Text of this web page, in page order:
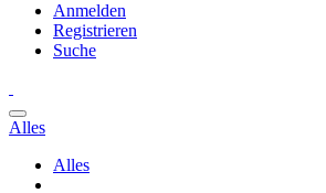
Anmelden
Registrieren
Suche
Alles
Alles